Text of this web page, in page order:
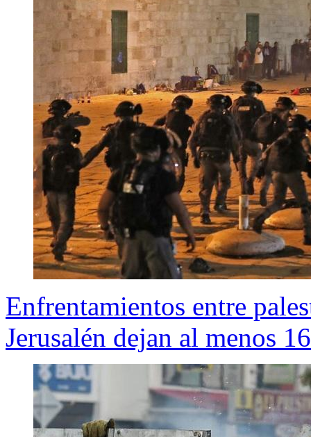
Enfrentamientos entre
Jerusalén dejan al menos